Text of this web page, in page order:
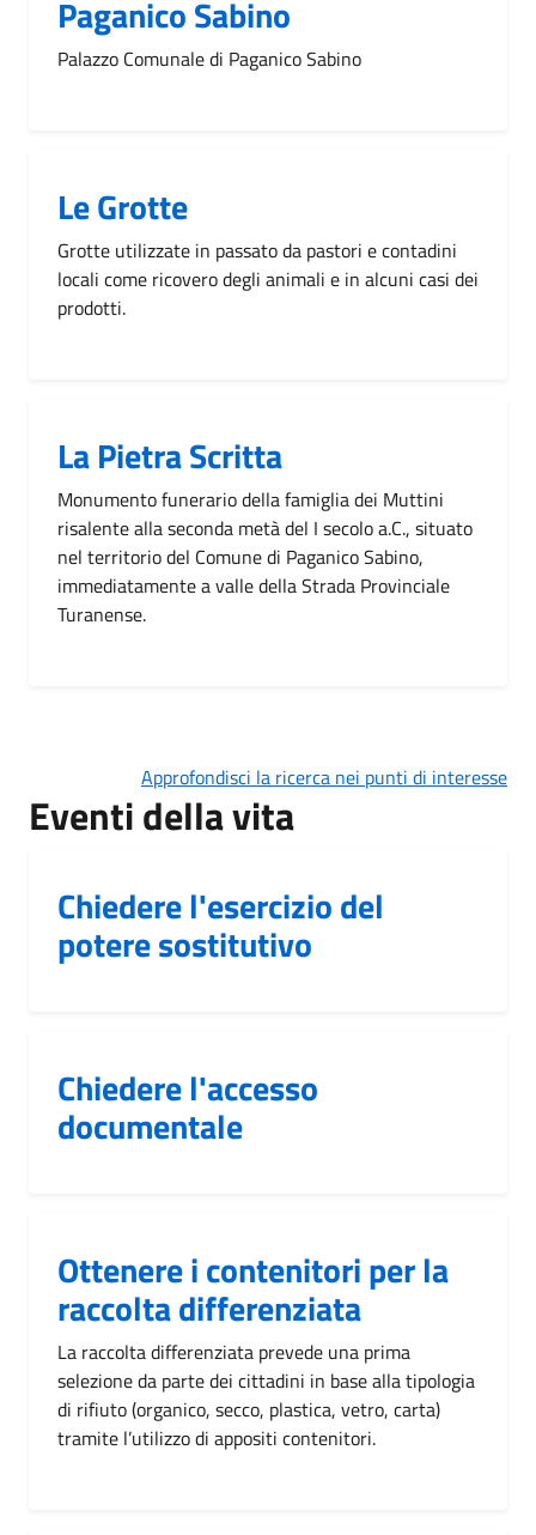
Paganico Sabino
Palazzo Comunale di Paganico Sabino
Le Grotte
Grotte utilizzate in passato da pastori e contadini
locali come ricovero degli animali e in alcuni casi dei
prodotti.
La Pietra Scritta
Monumento funerario della famiglia dei Muttini
risalente alla seconda metà del I secolo a.C., situato
nel territorio del Comune di Paganico Sabino,
immediatamente a valle della Strada Provinciale
Turanense.
Approfondisci la ricerca nei punti di interesse
Eventi della vita
Chiedere l'esercizio del
potere sostitutivo
Chiedere l'accesso
documentale
Ottenere i contenitori per la
raccolta differenziata
La raccolta differenziata prevede una prima
selezione da parte dei cittadini in base alla tipologia
di rifiuto (organico, secco, plastica, vetro, carta)
tramite l’utilizzo di appositi contenitori.